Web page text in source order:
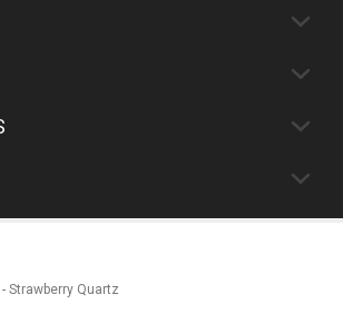
- Strawberry Quartz